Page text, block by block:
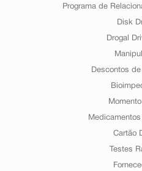
Programa de
Disk
Drogal
Descontos
Cartão
Testes